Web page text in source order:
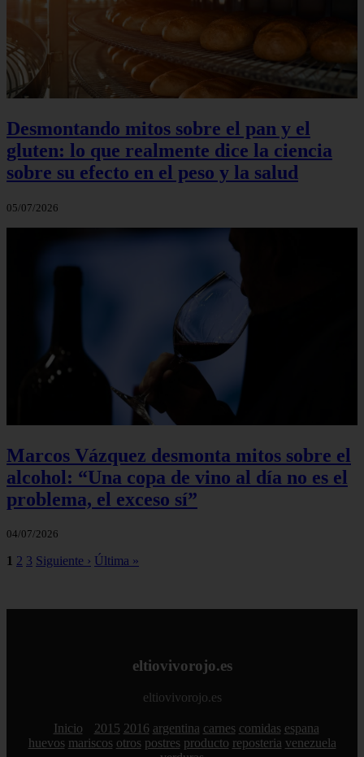
Desmontando mitos sobre el pan y el
gluten: lo que realmente dice la ciencia
sobre su efecto en el peso y la salud
05/07/2026
Marcos Vázquez desmonta mitos sobre el
alcohol: “Una copa de vino al día no es el
problema, el exceso sí”
04/07/2026
1 2 3 Siguiente › Última »
eltiovivorojo.es
eltiovivorojo.es
Inicio 2015 2016 argentina carnes comidas espana
huevos mariscos otros postres producto reposteria venezuela